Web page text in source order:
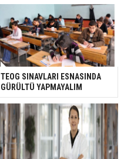
TEOG SINAVLARI ESNASINDA
GÜRÜLTÜ YAPMAYALIM